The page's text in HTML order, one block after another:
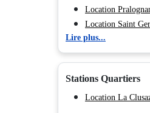
Location
Location Les
Location Val Cenis
Location
Location
Location Saint
Blanc
Location Megève
Location Hauteluce
Location Tignes
Lire plus...
Stations Quartiers
Location La